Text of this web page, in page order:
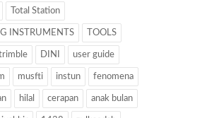
Total Station
INSTRUMENTS TOOLS
DINI user guide
musfti instun fenomena
hilal cerapan anak bulan